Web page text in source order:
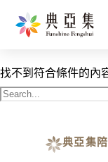
賴生芳老師簡介
找不到符合條件的內
典亞集